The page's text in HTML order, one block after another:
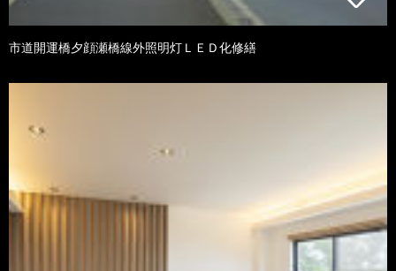
市道開運橋夕顔瀬橋線外照明灯ＬＥＤ化修繕